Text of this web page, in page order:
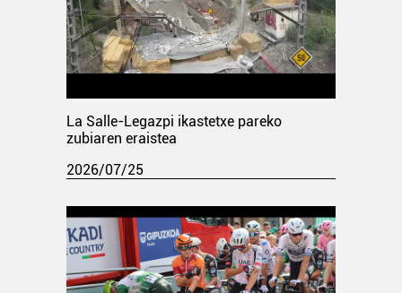
La Salle-Legazpi ikastetxe pareko
zubiaren eraistea
2026/07/25